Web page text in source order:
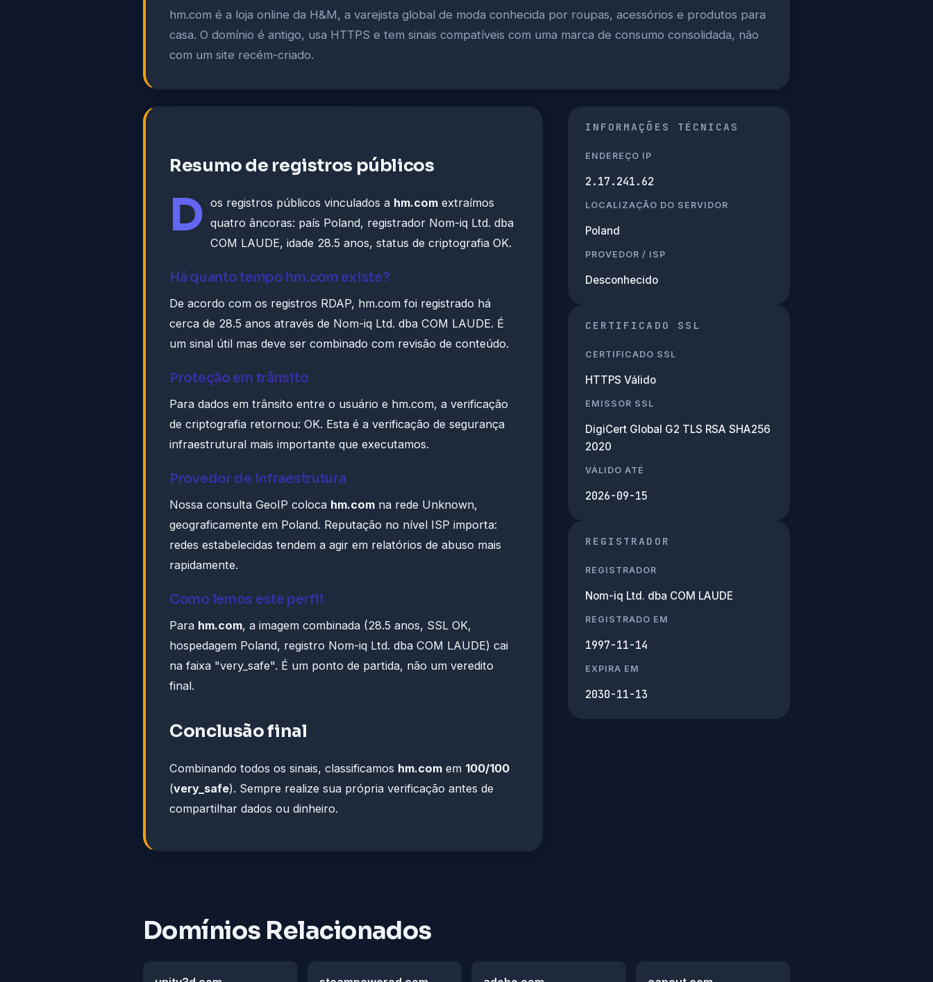
hm.com é a loja online da H&M, a varejista global de moda conhecida por roupas, acessórios e produtos para
casa. O domínio é antigo, usa HTTPS e tem sinais compatíveis com uma marca de consumo consolidada, não
com um site recém-criado.
Resumo de registros públicos
D os registros públicos vinculados a hm.com extraímos
quatro âncoras: país Poland, registrador Nom-iq Ltd. dba
COM LAUDE, idade 28.5 anos, status de criptografia OK.
Há quanto tempo hm.com existe?
De acordo com os registros RDAP, hm.com foi registrado há
cerca de 28.5 anos através de Nom-iq Ltd. dba COM LAUDE. É
um sinal útil mas deve ser combinado com revisão de conteúdo.
Proteção em trânsito
Para dados em trânsito entre o usuário e hm.com, a verificação
de criptografia retornou: OK. Esta é a verificação de segurança
infraestrutural mais importante que executamos.
Provedor de infraestrutura
Nossa consulta GeoIP coloca hm.com na rede Unknown,
geograficamente em Poland. Reputação no nível ISP importa:
redes estabelecidas tendem a agir em relatórios de abuso mais
rapidamente.
Como lemos este perfil
Para hm.com, a imagem combinada (28.5 anos, SSL OK,
hospedagem Poland, registro Nom-iq Ltd. dba COM LAUDE) cai
na faixa "very_safe". É um ponto de partida, não um veredito
final.
Conclusão final
Combinando todos os sinais, classificamos hm.com em 100/100
(very_safe). Sempre realize sua própria verificação antes de
compartilhar dados ou dinheiro.
INFORMAÇÕES TÉCNICAS
ENDEREÇO IP
2.17.241.62
LOCALIZAÇÃO DO SERVIDOR
Poland
PROVEDOR / ISP
Desconhecido
CERTIFICADO SSL
CERTIFICADO SSL
HTTPS Válido
EMISSOR SSL
DigiCert Global G2 TLS RSA SHA256
2020
VÁLIDO ATÉ
2026-09-15
REGISTRADOR
REGISTRADOR
Nom-iq Ltd. dba COM LAUDE
REGISTRADO EM
1997-11-14
EXPIRA EM
2030-11-13
Domínios Relacionados